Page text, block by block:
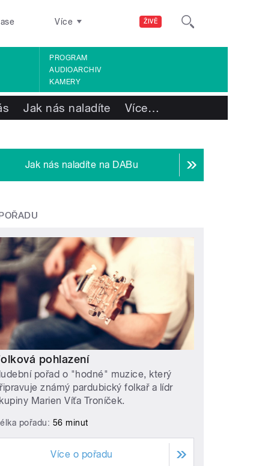
ŽIVĚ
Více
PROGRAM
AUDIOARCHIV
KAMERY
Jak nás naladíte Více…
Jak nás naladíte na DABu
pohlazení
pořad o "hodné" muzice, který
známý pardubický folkař a lídr
Marien Víťa Troníček.
pořadu: 56 minut
Více o pořadu